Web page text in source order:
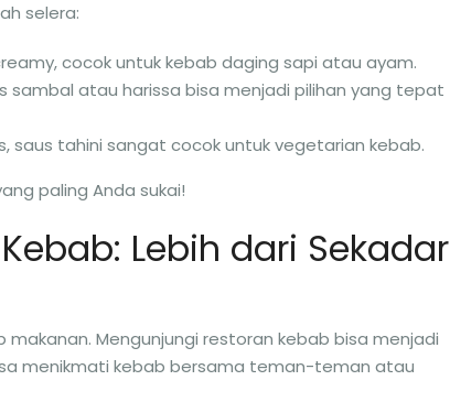
selera:
cocok untuk kebab daging sapi atau ayam.
sambal atau harissa bisa menjadi pilihan yang tepat
saus tahini sangat cocok untuk vegetarian kebab.
paling Anda sukai!
Lebih dari Sekadar
Mengunjungi restoran kebab bisa menjadi
menikmati kebab bersama teman-teman atau